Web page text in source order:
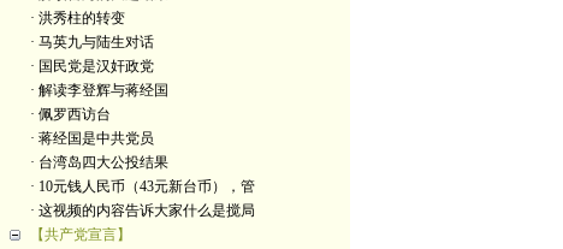
· 洪秀柱的转变
· 马英九与陆生对话
· 国民党是汉奸政党
· 解读李登辉与蒋经国
· 佩罗西访台
· 蒋经国是中共党员
· 台湾岛四大公投结果
· 10元钱人民币（43元新台币），管
· 这视频的内容告诉大家什么是搅局
【共产党宣言】